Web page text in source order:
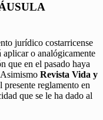
jurídico costarricense
o analógicamente
que en el pasado haya
Asimismo Revista Vida y
reglamento en
que se le ha dado al